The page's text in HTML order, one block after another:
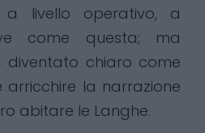
a livello operativo, a
come questa; ma
chiaro come
la narrazione
abitare le Langhe.